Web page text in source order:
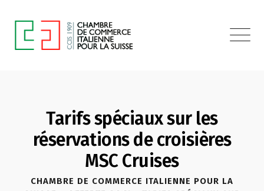
Tarifs spéciaux sur les
réservations de croisières
MSC Cruises
CHAMBRE DE COMMERCE ITALIENNE POUR LA